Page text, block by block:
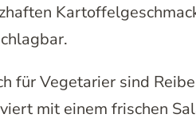
für Vegetarier sind
mit einem frischen